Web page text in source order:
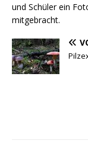
und Schüler ein
mitgebracht.